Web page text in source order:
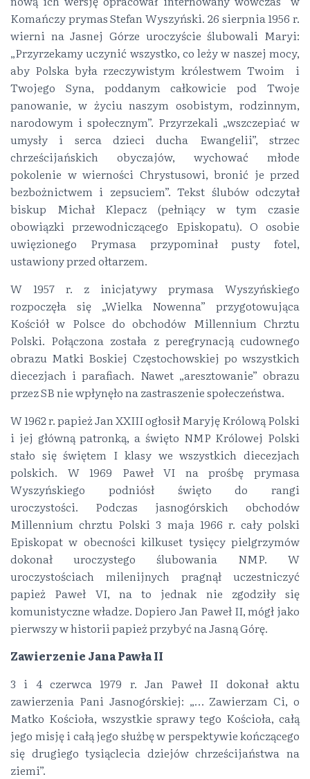
Komańczy prymas Stefan Wyszyński. 26 sierpnia 1956 r.
wierni na Jasnej Górze uroczyście ślubowali Maryi:
„Przyrzekamy uczynić wszystko, co leży w naszej mocy,
aby Polska była rzeczywistym królestwem Twoim i
Twojego Syna, poddanym całkowicie pod Twoje
panowanie, w życiu naszym osobistym, rodzinnym,
narodowym i społecznym”. Przyrzekali „wszczepiać w
umysły i serca dzieci ducha Ewangelii”, strzec
chrześcijańskich obyczajów, wychować młode
pokolenie w wierności Chrystusowi, bronić je przed
bezbożnictwem i zepsuciem”. Tekst ślubów odczytał
biskup Michał Klepacz (pełniący w tym czasie
obowiązki przewodniczącego Episkopatu). O osobie
uwięzionego Prymasa przypominał pusty fotel,
ustawiony przed ołtarzem.
W 1957 r. z inicjatywy prymasa Wyszyńskiego
rozpoczęła się „Wielka Nowenna” przygotowująca
Kościół w Polsce do obchodów Millennium Chrztu
Polski. Połączona została z peregrynacją cudownego
obrazu Matki Boskiej Częstochowskiej po wszystkich
diecezjach i parafiach. Nawet „aresztowanie” obrazu
przez SB nie wpłynęło na zastraszenie społeczeństwa.
W 1962 r. papież Jan XXIII ogłosił Maryję Królową Polski
i jej główną patronką, a święto NMP Królowej Polski
stało się świętem I klasy we wszystkich diecezjach
polskich. W 1969 Paweł VI na prośbę prymasa
Wyszyńskiego podniósł święto do rangi
uroczystości. Podczas jasnogórskich obchodów
Millennium chrztu Polski 3 maja 1966 r. cały polski
Episkopat w obecności kilkuset tysięcy pielgrzymów
dokonał uroczystego ślubowania NMP. W
uroczystościach milenijnych pragnął uczestniczyć
papież Paweł VI, na to jednak nie zgodziły się
komunistyczne władze. Dopiero Jan Paweł II, mógł jako
pierwszy w historii papież przybyć na Jasną Górę.
Zawierzenie Jana Pawła II
3 i 4 czerwca 1979 r. Jan Paweł II dokonał aktu
zawierzenia Pani Jasnogórskiej: „… Zawierzam Ci, o
Matko Kościoła, wszystkie sprawy tego Kościoła, całą
jego misję i całą jego służbę w perspektywie kończącego
się drugiego tysiąclecia dziejów chrześcijaństwa na
ziemi”.